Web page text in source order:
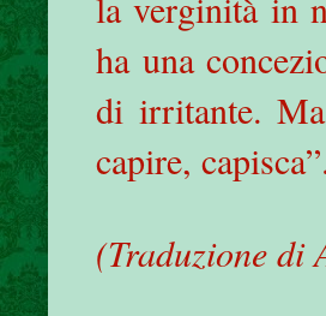
ha una
di irritante.
capire,
(Traduzione di